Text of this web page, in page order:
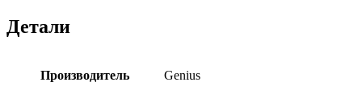
Детали
Производитель Genius